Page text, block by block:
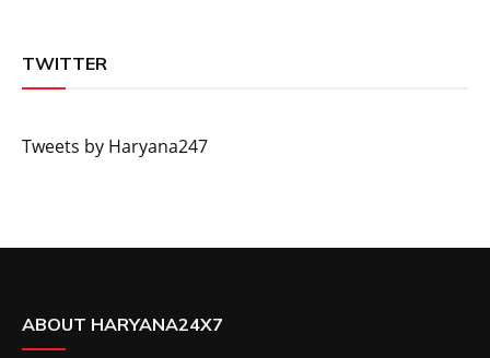
TWITTER
Tweets by Haryana247
ABOUT HARYANA24X7